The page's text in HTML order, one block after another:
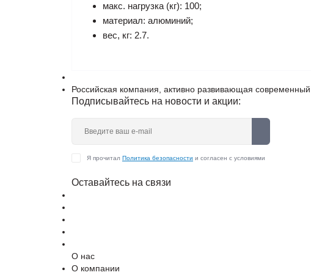
макc. нагрузка (кг): 100;
материал: алюминий;
вес, кг: 2.7.
Российская компания, активно развивающая
Подписывайтесь на новости и акции:
Я прочитал Политика безопасности и согласен с условиями
Оставайтесь на связи
О нас
О компании